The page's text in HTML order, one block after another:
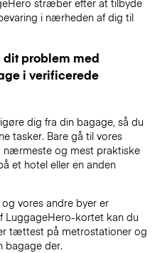
stræber efter at tilbyde
i nærheden af dig til
problem med
i verificerede
dig fra din bagage, så du
tasker. Bare gå til vores
og mest praktiske
et hotel eller en anden
vores andre byer er
LuggageHero-kortet kan du
tættest på metrostationer og
bagage der.